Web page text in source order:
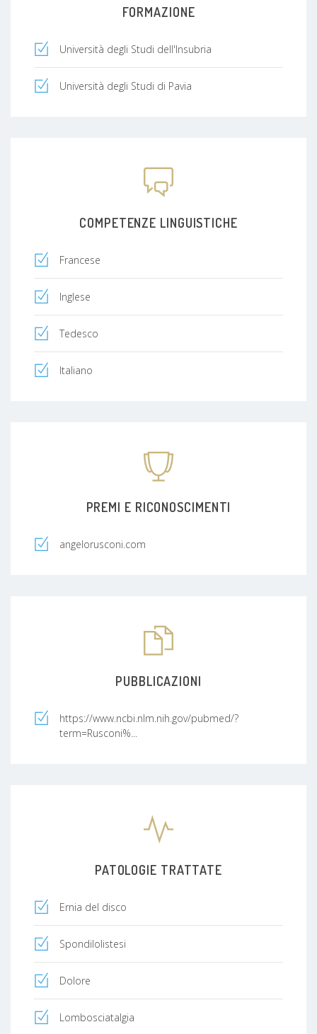
FORMAZIONE
Università degli Studi dell'Insubria
Università degli Studi di Pavia
COMPETENZE LINGUISTICHE
Francese
Inglese
Tedesco
Italiano
PREMI E RICONOSCIMENTI
angelorusconi.com
PUBBLICAZIONI
https://www.ncbi.nlm.nih.gov/pubmed/?
term=Rusconi%...
PATOLOGIE TRATTATE
Ernia del disco
Spondilolistesi
Dolore
Lombosciatalgia